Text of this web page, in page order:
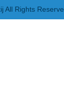
All Rights